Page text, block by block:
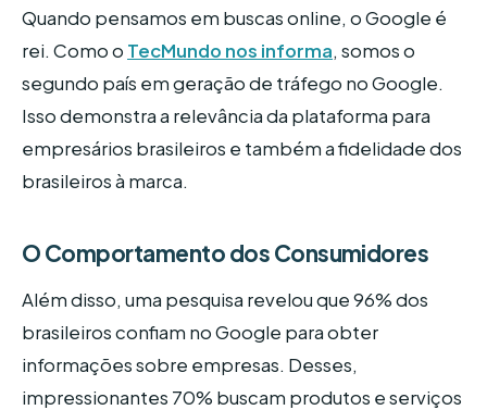
Quando pensamos em buscas online, o Google é
rei. Como o TecMundo nos informa, somos o
segundo país em geração de tráfego no Google.
Isso demonstra a relevância da plataforma para
empresários brasileiros e também a fidelidade dos
brasileiros à marca.
O Comportamento dos Consumidores
Além disso, uma pesquisa revelou que 96% dos
brasileiros confiam no Google para obter
informações sobre empresas. Desses,
impressionantes 70% buscam produtos e serviços